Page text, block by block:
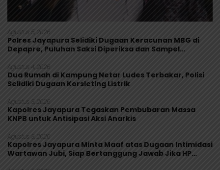
Agustus 5, 2026
Polres Jayapura Selidiki Dugaan Keracunan MBG di
Depapre, Puluhan Saksi Diperiksa dan Sampel
Agustus 4, 2026
Dua Rumah di Kampung Netar Ludes Terbakar, Polisi
Selidiki Dugaan Korsleting Listrik
Agustus 3, 2026
Kapolres Jayapura Tegaskan Pembubaran Massa
KNPB untuk Antisipasi Aksi Anarkis
Agustus 3, 2026
Kapolres Jayapura Minta Maaf atas Dugaan Intimidasi
Wartawan Jubi, Siap Bertanggung Jawab Jika HP